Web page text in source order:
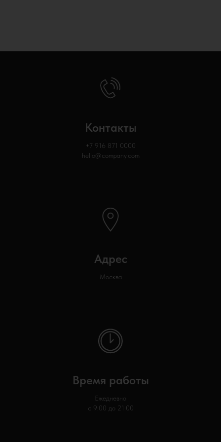
Контакты
+7 916 871 0000
hello@company.com
Адрес
Москва
Время работы
Ежедневно
с 9:00 до 21:00